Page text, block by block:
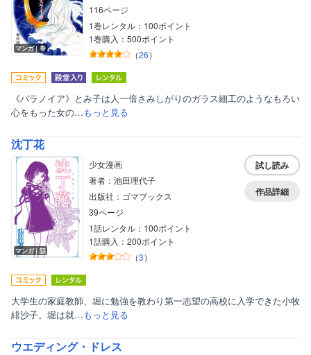
マンガ｜巻
116ページ
1巻レンタル：100ポイント
1巻購入：500ポイント
（26）
《パラノイア》とみ子は人一倍さみしがりのガラス細工のようなもろい
心をもった女の…もっと見る
沈丁花
マンガ｜話
少女漫画
著者：池田理代子
出版社：ゴマブックス
39ページ
1話レンタル：100ポイント
1話購入：200ポイント
（3）
試し読み
作品詳細
大学生の家庭教師、堀に勉強を教わり第一志望の高校に入学できた小牧
緋沙子。堀は就…もっと見る
ウエディング・ドレス